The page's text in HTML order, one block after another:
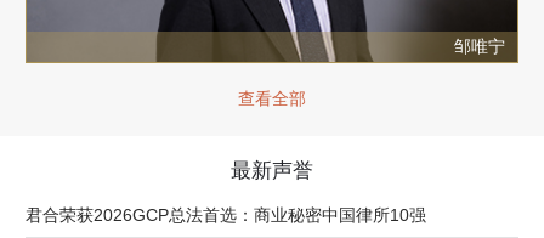
邹唯宁
查看全部
最新声誉
君合荣获2026GCP总法首选：商业秘密中国律所10强